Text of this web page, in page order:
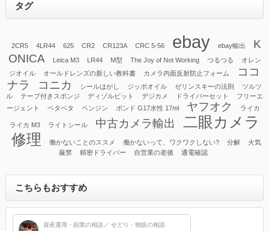
タグ
2CR5 4LR44 625 CR2 CR123A CRC 5-56 ebay ebay輸出
K
ONICA
Leica M3 LR44 M型 The Joy of Not Working つるつる
オレン
ジオイル
オールドレンズの新しい教科書 カメラ内面反射防止フォーム
ココ
ナラ
コニカ シールはがし ジッポオイル ゼリンスキーの法則
ツルツ
ル
テープ付きスポンジ ディゾルビット デジカメ ドライバーセット
フリーエ
ージェント
ベタベタ ベンジン ボンド G17水性 17ml ヤフオク ライカ
ライカ M3 ライトシール 中古カメラ輸出
二眼カメラ
修理
働かないことのススメ 働かないって、ワクワクしない? 分解
火気
厳禁
精密ドライバー 自営業の老後 通電確認
こちらもおすすめ